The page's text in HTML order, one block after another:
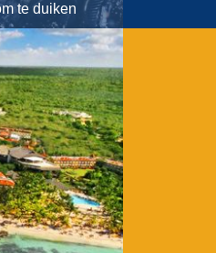
te duiken